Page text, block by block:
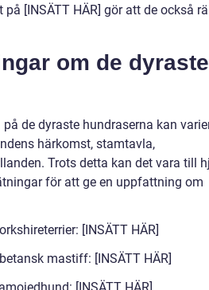
[INSÄTT HÄR] gör att de också
om de dyraste
de dyraste hundraserna kan
härkomst, stamtavla,
Trots detta kan det vara till
för att ge en uppfattning om
[INSÄTT HÄR]
mastiff: [INSÄTT HÄR]